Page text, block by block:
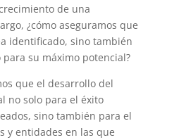
de una
¿cómo aseguramos que
identificado, sino también
su máximo potencial?
que el desarrollo del
no solo para el éxito
sino también para el
y entidades en las que